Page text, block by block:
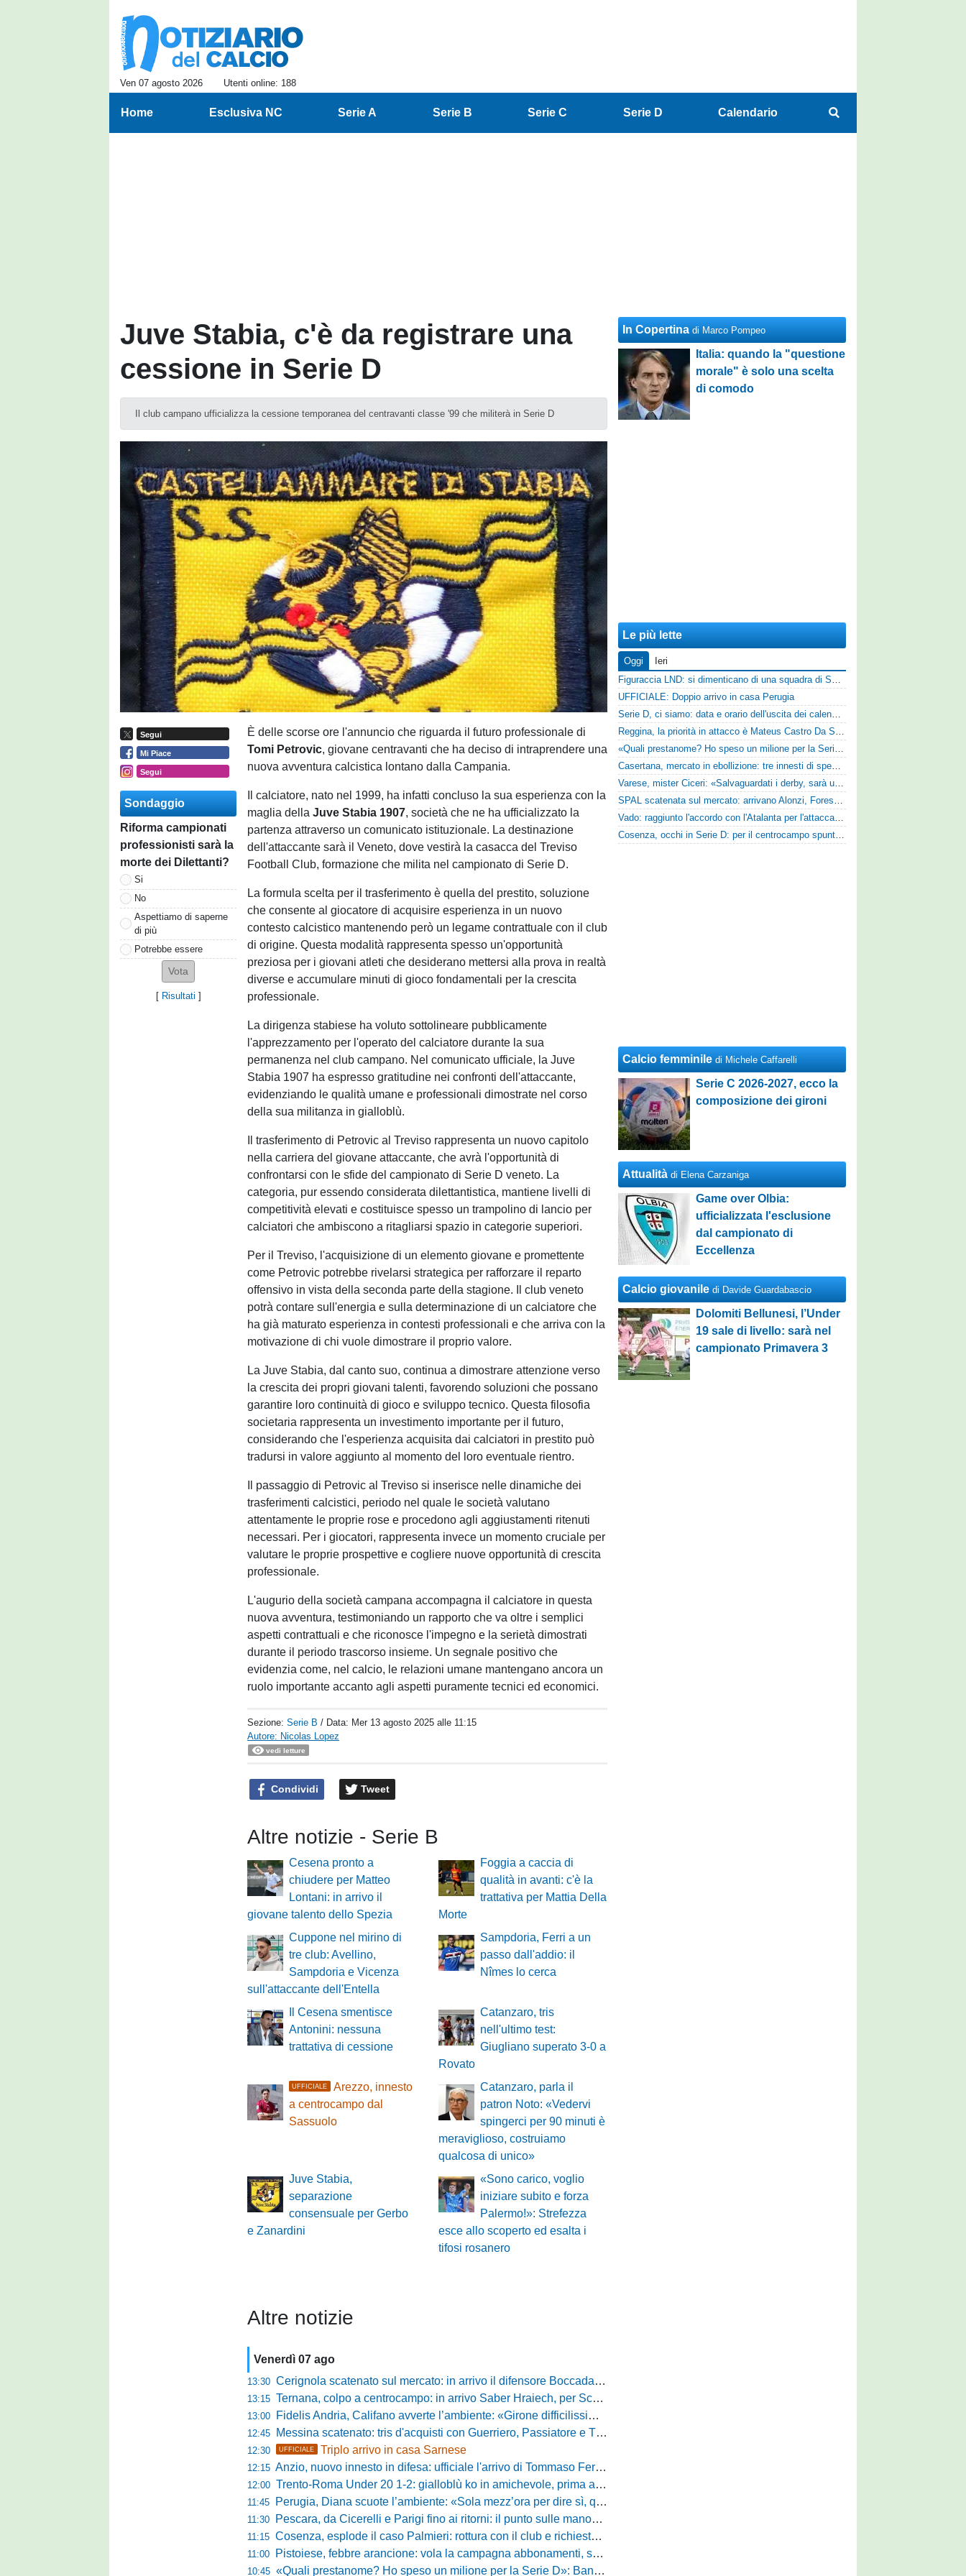
Ven 07 agosto 2026 Utenti online: 188
Home Esclusiva NC Serie A Serie B Serie C Serie D Calendario
Juve Stabia, c'è da registrare una
cessione in Serie D
Il club campano ufficializza la cessione temporanea del centravanti classe '99 che militerà in Serie D
Segui
Mi Piace
Segui
Sondaggio
Riforma campionati
professionisti sarà la
morte dei Dilettanti?
Si
No
Aspettiamo di saperne
di più
Potrebbe essere
[ Risultati ]
È delle scorse ore l'annuncio che riguarda il futuro professionale di
Tomi Petrovic, giovane centravanti che ha deciso di intraprendere una
nuova avventura calcistica lontano dalla Campania.
Il calciatore, nato nel 1999, ha infatti concluso la sua esperienza con la
maglia della Juve Stabia 1907, società che ne ha ufficializzato la
partenza attraverso un comunicato istituzionale. La destinazione
dell'attaccante sarà il Veneto, dove vestirà la casacca del Treviso
Football Club, formazione che milita nel campionato di Serie D.
La formula scelta per il trasferimento è quella del prestito, soluzione
che consente al giocatore di acquisire esperienza in un nuovo
contesto calcistico mantenendo però un legame contrattuale con il club
di origine. Questa modalità rappresenta spesso un'opportunità
preziosa per i giovani atleti che desiderano mettersi alla prova in realtà
diverse e accumulare minuti di gioco fondamentali per la crescita
professionale.
La dirigenza stabiese ha voluto sottolineare pubblicamente
l'apprezzamento per l'operato del calciatore durante la sua
permanenza nel club campano. Nel comunicato ufficiale, la Juve
Stabia 1907 ha espresso gratitudine nei confronti dell'attaccante,
evidenziando le qualità umane e professionali dimostrate nel corso
della sua militanza in gialloblù.
Il trasferimento di Petrovic al Treviso rappresenta un nuovo capitolo
nella carriera del giovane attaccante, che avrà l'opportunità di
confrontarsi con le sfide del campionato di Serie D veneto. La
categoria, pur essendo considerata dilettantistica, mantiene livelli di
competitività elevati e costituisce spesso un trampolino di lancio per
calciatori che ambiscono a ritagliarsi spazio in categorie superiori.
Per il Treviso, l'acquisizione di un elemento giovane e promettente
come Petrovic potrebbe rivelarsi strategica per rafforzare il reparto
offensivo in vista della seconda parte della stagione. Il club veneto
potrà contare sull'energia e sulla determinazione di un calciatore che
ha già maturato esperienza in contesti professionali e che arriva con la
motivazione di chi vuole dimostrare il proprio valore.
La Juve Stabia, dal canto suo, continua a dimostrare attenzione verso
la crescita dei propri giovani talenti, favorendo soluzioni che possano
garantire loro continuità di gioco e sviluppo tecnico. Questa filosofia
societaria rappresenta un investimento importante per il futuro,
considerando che l'esperienza acquisita dai calciatori in prestito può
tradursi in valore aggiunto al momento del loro eventuale rientro.
Il passaggio di Petrovic al Treviso si inserisce nelle dinamiche dei
trasferimenti calcistici, periodo nel quale le società valutano
attentamente le proprie rose e procedono agli aggiustamenti ritenuti
necessari. Per i giocatori, rappresenta invece un momento cruciale per
valutare le proprie prospettive e cogliere nuove opportunità di crescita
professionale.
L'augurio della società campana accompagna il calciatore in questa
nuova avventura, testimoniando un rapporto che va oltre i semplici
aspetti contrattuali e che riconosce l'impegno e la serietà dimostrati
durante il periodo trascorso insieme. Un segnale positivo che
evidenzia come, nel calcio, le relazioni umane mantengano ancora un
ruolo importante accanto agli aspetti puramente tecnici ed economici.
Sezione:Serie B / Data: Mer 13 agosto 2025 alle 11:15
Autore: Nicolas Lopez
vedi letture
Condividi Tweet
Altre notizie - Serie B
Cesena pronto a
chiudere per Matteo
Lontani: in arrivo il
giovane talento dello Spezia
Foggia a caccia di
qualità in avanti: c'è la
trattativa per Mattia Della
Morte
Cuppone nel mirino di
tre club: Avellino,
Sampdoria e Vicenza
sull'attaccante dell'Entella
Sampdoria, Ferri a un
passo dall'addio: il
Nîmes lo cerca
Il Cesena smentisce
Antonini: nessuna
trattativa di cessione
Catanzaro, tris
nell'ultimo test:
Giugliano superato 3-0 a
Rovato
UFFICIALE
Arezzo, innesto
a centrocampo dal
Sassuolo
Catanzaro, parla il
patron Noto: «Vedervi
spingerci per 90 minuti è
meraviglioso, costruiamo
qualcosa di unico»
Juve Stabia,
separazione
consensuale per Gerbo
e Zanardini
«Sono carico, voglio
iniziare subito e forza
Palermo!»: Strefezza
esce allo scoperto ed esalta i
tifosi rosanero
Altre notizie
Venerdì 07 ago
13:30 Cerignola scatenato sul mercato: in arrivo il difensore Boccadamo a titolo temporaneo
13:15 Ternana, colpo a centrocampo: in arrivo Saber Hraiech, per Scappini si attende l'accordo
13:00 Fidelis Andria, Califano avverte l’ambiente: «Girone difficilissimo, affascinante e bellissimo: non prometto risultati»
12:45 Messina scatenato: tris d'acquisti con Guerriero, Passiatore e Theodore
12:30 UFFICIALE Triplo arrivo in casa Sarnese
12:15 Anzio, nuovo innesto in difesa: ufficiale l'arrivo di Tommaso Ferraro
12:00 Trento-Roma Under 20 1-2: gialloblù ko in amichevole, prima apparizione per Caia
11:45 Perugia, Diana scuote l’ambiente: «Sola mezz’ora per dire sì, qui per costruire una squadra da livello»
11:30 Pescara, da Cicerelli e Parigi fino ai ritorni: il punto sulle manovre del Delfino
11:15 Cosenza, esplode il caso Palmieri: rottura con il club e richiesta di cessione
11:00 Pistoiese, febbre arancione: vola la campagna abbonamenti, superata quota 750 tessere
10:45 «Quali prestanome? Ho speso un milione per la Serie D»: Bandecchi rompe il silenzio sul futuro della Ternana
In Copertina di Marco Pompeo
Italia: quando la "questione
morale" è solo una scelta
di comodo
Le più lette
Oggi
Ieri
Figuraccia LND: si dimenticano di una squadra di Serie D, è da rifare il programma Coppa Italia
UFFICIALE: Doppio arrivo in casa Perugia
Serie D, ci siamo: data e orario dell'uscita dei calendari ufficiali
Reggina, la priorità in attacco è Mateus Castro Da Silva: ore decisive per la fumata bianca
«Quali prestanome? Ho speso un milione per la Serie D»: Bandecchi rompe il silenzio sul futuro della Ternana
Casertana, mercato in ebollizione: tre innesti di spessore per lo scacchiere di Vinicio Espinal
Varese, mister Ciceri: «Salvaguardati i derby, sarà un campionato avvincente»
SPAL scatenata sul mercato: arrivano Alonzi, Foresta, Munaretto e Tobia
Vado: raggiunto l'accordo con l'Atalanta per l'attaccante Frederick Samuel Ndongue
Cosenza, occhi in Serie D: per il centrocampo spunta anche Gerardo Di Gilio
Calcio femminile di Michele Caffarelli
Serie C 2026-2027, ecco la
composizione dei gironi
Attualità di Elena Carzaniga
Game over Olbia:
ufficializzata l'esclusione
dal campionato di
Eccellenza
Calcio giovanile di Davide Guardabascio
Dolomiti Bellunesi, l’Under
19 sale di livello: sarà nel
campionato Primavera 3